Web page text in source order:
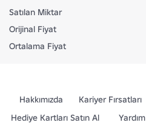
Satılan Miktar
Orijinal Fiyat
Ortalama Fiyat
Hakkımızda Kariyer Fırsatları
Hediye Kartları Satın Al
Yardım